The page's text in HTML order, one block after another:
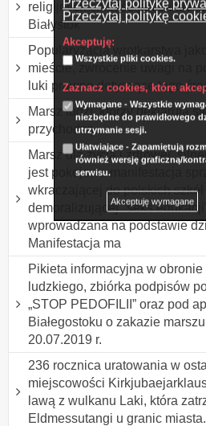
Przeczytaj politykę
Przeczytaj politykę
Akceptuję:
Wszystkie pliki cookies.
Zaznacz cookies, które
Wymagane - Wszystkie
niezbędne do prawidłowego
utrzymanie sesji.
Ułatwiające - Zapamiętują
również wersję graficzną/
serwisu.
Akceptuję wymagane
religijnych chrześcijan
Białystok
Popularyzacja wrotkarstwa
mieście, zwrócenie uwagi na
luki prawne dotyczące tego
Marsz ludzi, którzy deklarują
przychodzą.
Marsz dla życia i zdrowej,
jest pokojowa manifestacja
wkraczającej do polskich szkół
demoralizującej "seks
wprowadzana na podstawie
Manifestacja ma
Pikieta informacyjna w
ludzkiego, zbiórka podpisów
„STOP PEDOFILII” oraz pod
Białegostoku o zakazie
20.07.2019 r.
236 rocznica uratowania w
miejscowości
lawą z wulkanu Laki, która
Eldmessutangi u granic miasta.